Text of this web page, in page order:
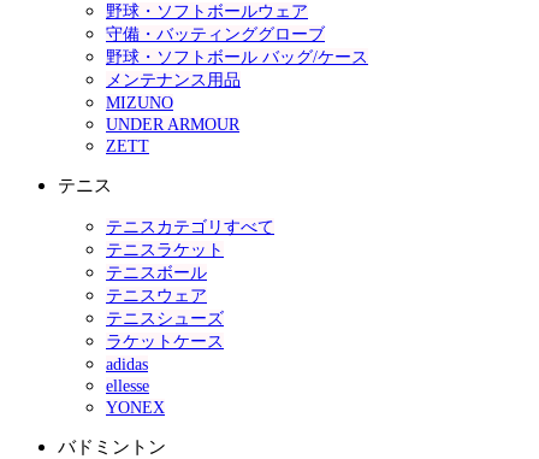
野球・ソフトボールウェア
守備・バッティンググローブ
野球・ソフトボール バッグ/ケース
メンテナンス用品
MIZUNO
UNDER ARMOUR
ZETT
テニス
テニスカテゴリすべて
テニスラケット
テニスボール
テニスウェア
テニスシューズ
ラケットケース
adidas
ellesse
YONEX
バドミントン